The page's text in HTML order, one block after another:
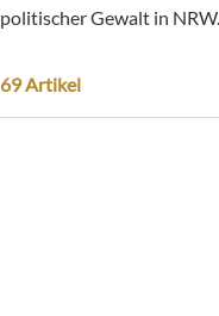
politischer Gewalt in NRW.
69 Artikel